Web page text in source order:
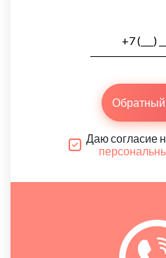
Обратный
Даю согласие